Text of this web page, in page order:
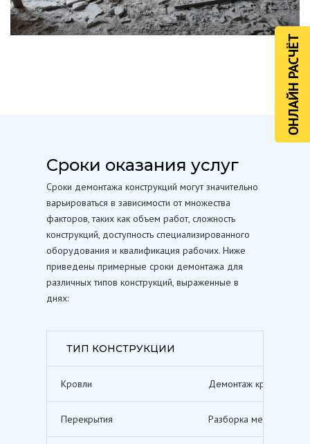
ОНЛАЙН РАСЧЁТ
Сроки оказания услуг
Сроки демонтажа конструкций могут значительно
варьироваться в зависимости от множества
факторов, таких как объем работ, сложность
конструкций, доступность специализированного
оборудования и квалификация рабочих. Ниже
приведены примерные сроки демонтажа для
различных типов конструкций, выраженные в
днях:
ТИП КОНСТРУКЦИИ
Кровли Демонтаж кровельных
Перекрытия Разборка межэтажных